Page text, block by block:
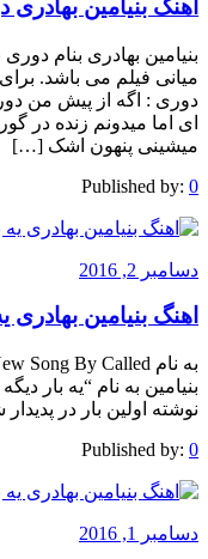
اهنگ بنیامین بهادری
میانی فیلم می باشد.
دوری : اگه از پیش من
ای اما میدونم زنده در
میشینی پنهون اشک […]
Published by: 0
دسامبر 2, 2016
اهنگ بنیامین بهادری
بنیامین به نام “یه بار
نوشته اولین بار در
Published by: 0
دسامبر 1, 2016